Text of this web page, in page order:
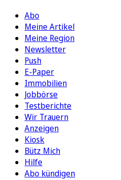
Abo
Meine Artikel
Meine Region
Newsletter
Push
E-Paper
Immobilien
Jobbörse
Testberichte
Wir Trauern
Anzeigen
Kiosk
Bütz Mich
Hilfe
Abo kündigen